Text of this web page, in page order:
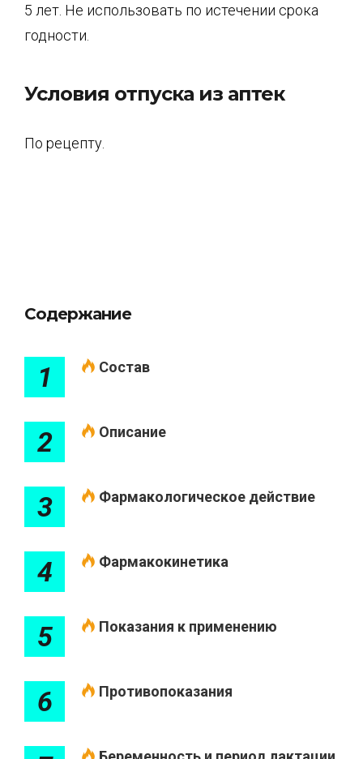
5 лет. Не использовать по истечении срока
годности.
Условия отпуска из аптек
По рецепту.
Содержание
1 Состав
2 Описание
3 Фармакологическое действие
4 Фармакокинетика
5 Показания к применению
6 Противопоказания